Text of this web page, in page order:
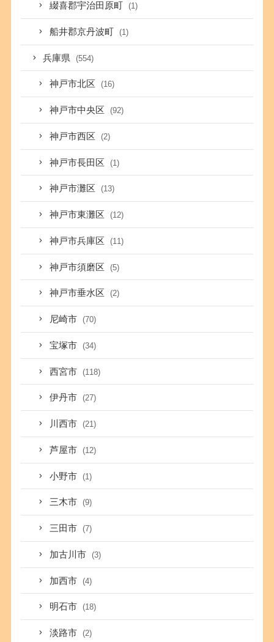
綴喜郡宇治田原町 (1)
船井郡京丹波町 (1)
兵庫県 (554)
神戸市北区 (16)
神戸市中央区 (92)
神戸市西区 (2)
神戸市長田区 (1)
神戸市灘区 (13)
神戸市東灘区 (12)
神戸市兵庫区 (11)
神戸市須磨区 (5)
神戸市垂水区 (2)
尼崎市 (70)
宝塚市 (34)
西宮市 (118)
伊丹市 (27)
川西市 (21)
芦屋市 (12)
小野市 (1)
三木市 (9)
三田市 (7)
加古川市 (3)
加西市 (4)
明石市 (18)
淡路市 (2)